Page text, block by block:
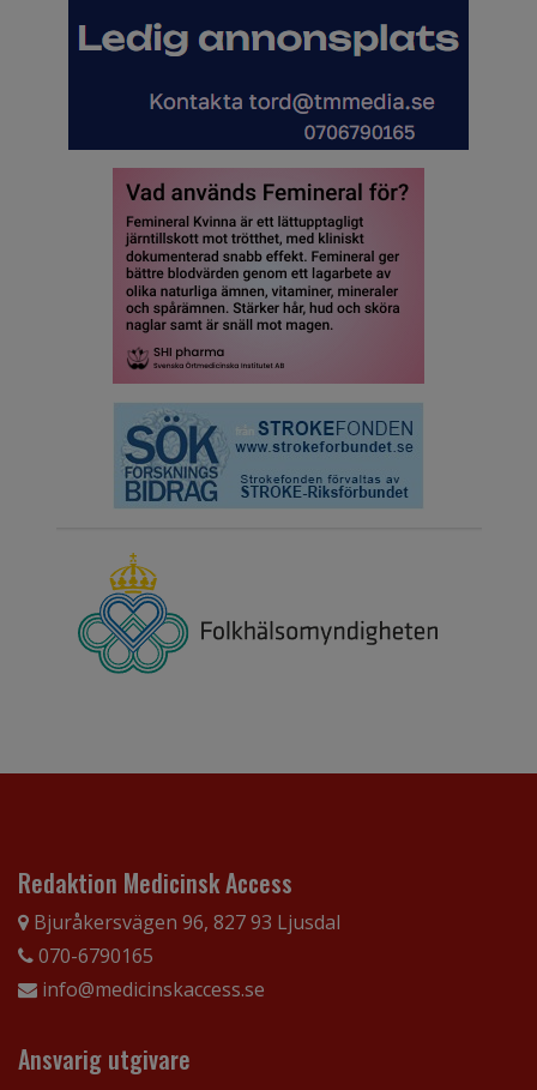
Redaktion Medicinsk Access
Bjuråkersvägen 96, 827 93 Ljusdal
070-6790165
info@medicinskaccess.se
Ansvarig utgivare